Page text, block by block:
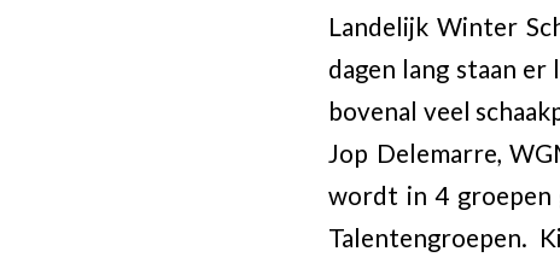
Landelijk Winter
dagen lang staan
bovenal veel
Jop Delemarre,
wordt in 4 groepen
Talentengroepen.